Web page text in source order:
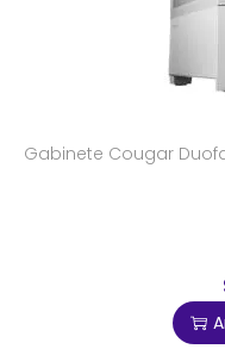
Gabinete Cougar